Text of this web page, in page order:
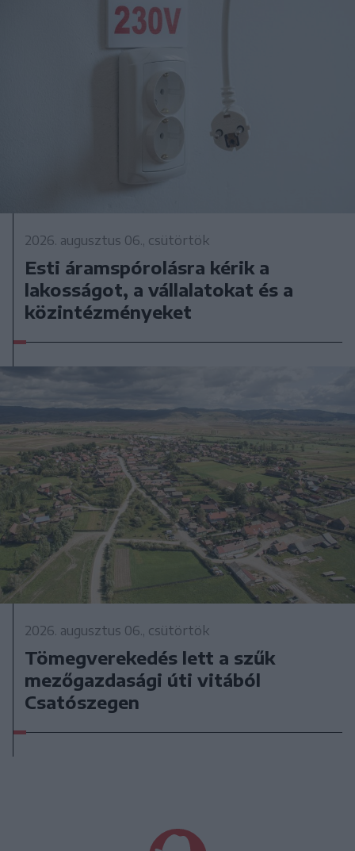
2026. augusztus 06., csütörtök
Esti áramspórolásra kérik a
lakosságot, a vállalatokat és a
közintézményeket
2026. augusztus 06., csütörtök
Tömegverekedés lett a szűk
mezőgazdasági úti vitából
Csatószegen